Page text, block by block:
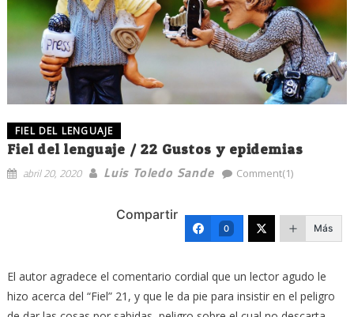
FIEL DEL LENGUAJE
Fiel del lenguaje / 22 Gustos y epidemias
abril 20, 2020 Luis Toledo Sande Comment(1)
Compartir
0 Más
El autor agradece el comentario cordial que un lector agudo le
hizo acerca del “Fiel” 21, y que le da pie para insistir en el peligro